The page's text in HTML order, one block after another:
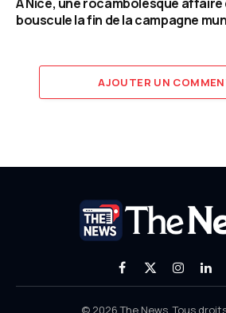
bouscule la fin de la campagne
AJOUTER UN
Facebook
X
(Twitter)
© 2026 The News. Tous